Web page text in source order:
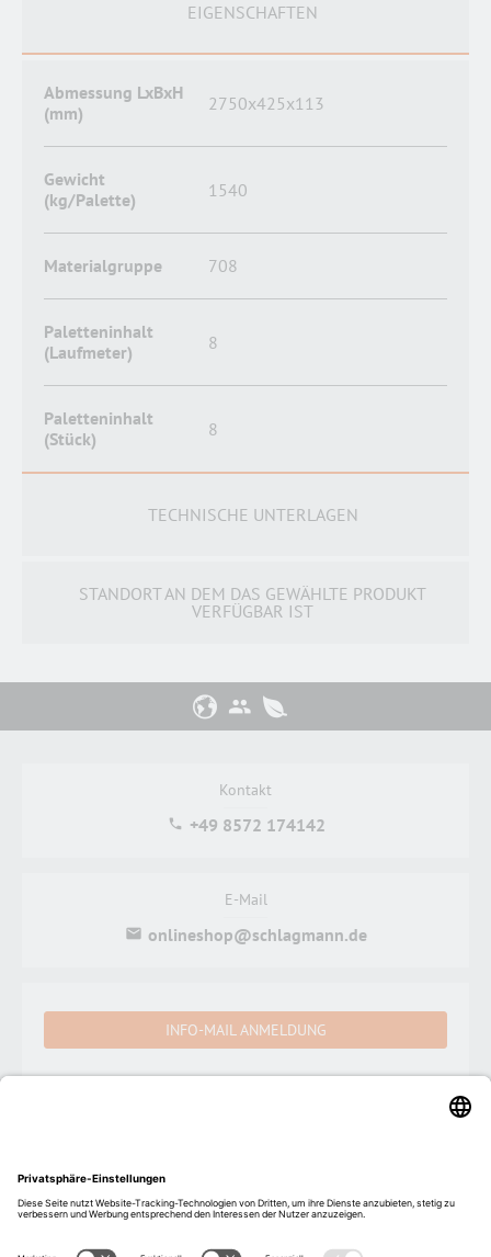
EIGENSCHAFTEN
Abmessung LxBxH
(mm)
2750x425x113
Gewicht
(kg/Palette)
1540
Materialgruppe 708
Paletteninhalt
(Laufmeter)
8
Paletteninhalt
(Stück)
8
TECHNISCHE UNTERLAGEN
STANDORT AN DEM DAS GEWÄHLTE PRODUKT
VERFÜGBAR IST
Kontakt
+49 8572 174142
E-Mail
onlineshop@schlagmann.de
INFO-MAIL ANMELDUNG